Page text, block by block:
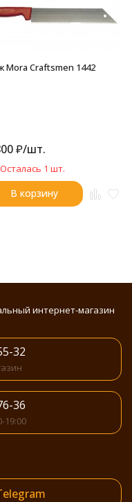
Mora Craftsmen 1442
₽/шт.
Осталась 1 шт.
В корзину
интернет-магазин
32
36
19:00